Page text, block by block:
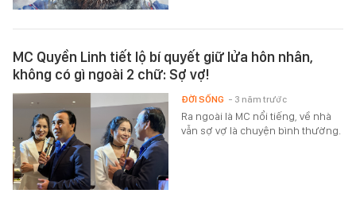
MC Quyền Linh tiết lộ bí quyết giữ lửa hôn nhân,
không có gì ngoài 2 chữ: Sợ vợ!
Ra ngoài là MC nổi tiếng, về nhà
vẫn sợ vợ là chuyện bình thường.
ĐỜI SỐNG - 3 năm trước